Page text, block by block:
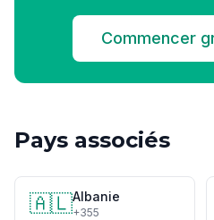
Commencer
Pays associés
🇦🇱Albanie
+355